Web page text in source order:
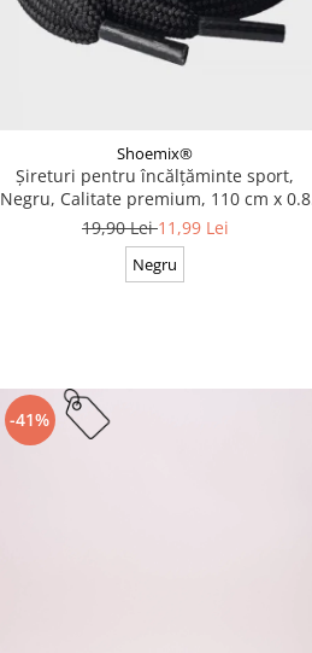
Shoemix®
Șireturi pentru încălțăminte sport,
Negru, Calitate premium, 110 cm x 0.8
cm
19,90 Lei11,99 Lei
Negru
-41%